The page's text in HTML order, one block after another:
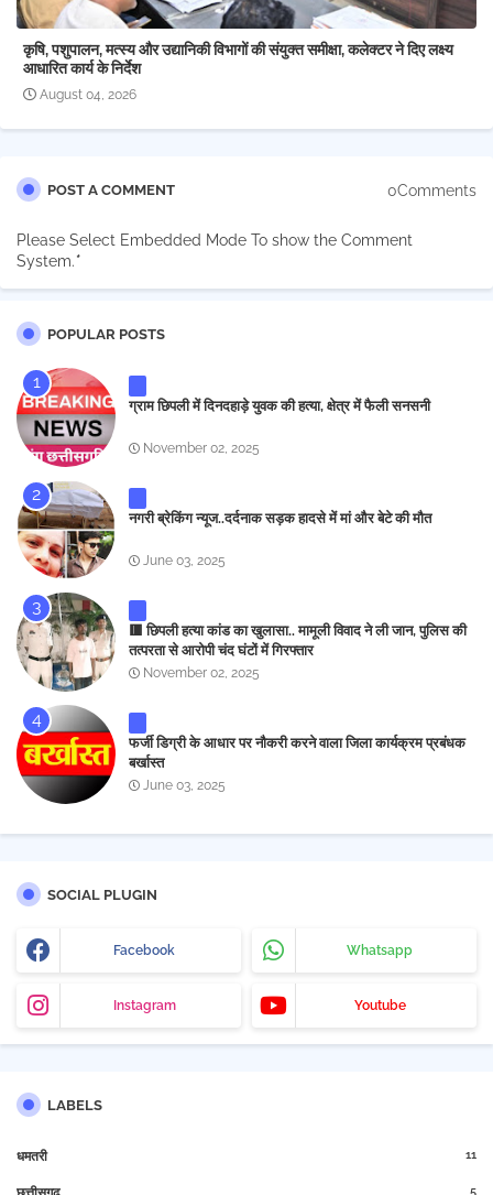
कृषि, पशुपालन, मत्स्य और उद्यानिकी विभागों की संयुक्त समीक्षा, कलेक्टर ने दिए लक्ष्य
आधारित कार्य के निर्देश
August 04, 2026
POST A COMMENT 0Comments
Please Select Embedded Mode To show the Comment
System.*
POPULAR POSTS
ग्राम छिपली में दिनदहाड़े युवक की हत्या, क्षेत्र में फैली सनसनी
November 02, 2025
नगरी ब्रेकिंग न्यूज..दर्दनाक सड़क हादसे में मां और बेटे की मौत
June 03, 2025
🟥 छिपली हत्या कांड का खुलासा.. मामूली विवाद ने ली जान, पुलिस की
तत्परता से आरोपी चंद घंटों में गिरफ्तार
November 02, 2025
फर्जी डिग्री के आधार पर नौकरी करने वाला जिला कार्यक्रम प्रबंधक
बर्खास्त
June 03, 2025
SOCIAL PLUGIN
Facebook Whatsapp
Instagram Youtube
LABELS
धमतरी 11
5